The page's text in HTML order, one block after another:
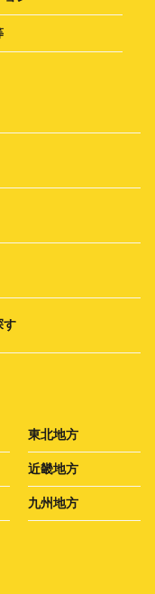
す
東北地方
近畿地方
九州地方